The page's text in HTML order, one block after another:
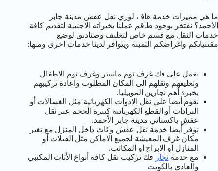
ما هي مميزات خدمة هاف لوري نقل عفش مدينة جابر
الأحمد؟ نفتخر بوجود طاقم عملنا بخبراته الاجنبية لتقديم كافة
خدمات النقل مع قسم خاص لتغليف وصناديق لوضع
مقتنياتكم واغراضكم الثمينة ويتوافر لدينا خدمات اخرى ومنها:
نعمل على فك غرف نوم ماستر وغرف نوم الاطفال
وتغليفهم ونقلهم الى المكان المطلوب واعادة تركيبهم
بخبرة أهم نجارين الموبيليا.
نقوم أيضا على نقل الادوات الكهربائية مثل الغسالات أو
البرادات أو القطع الكهربائية كبيرة الحجم عبر نقل
عفش باكستاني مدينة جابر الأحمد.
نوفر أيضا خدمة نقل عفش واثاث داخل المنزل مع تغير
مكان غرف المعيشة لجميع الاماكن مثل الفيلات أو
المنازل او الابراج او المكاتب.
مع خدمة نجار فك تركيب نقل كافة أنواع الأثاث المكتبي
والعادي بالكويت